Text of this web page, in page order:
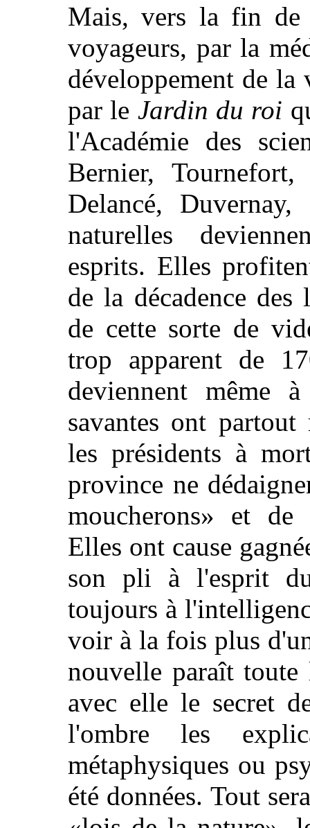
Mais, vers la fin de
voyageurs, par la
développement de
par le Jardin du roi
l'Académie des
Bernier,
Delancé,
naturelles
esprits. Elles
de la décadence
de cette sorte de
trop apparent de
deviennent même
savantes ont partout
les présidents à
province ne
moucherons» et de
Elles ont cause
son pli à l'esprit
toujours à
voir à la fois plus
nouvelle paraît toute
avec elle le secret
l'ombre les
métaphysiques ou
été données. Tout